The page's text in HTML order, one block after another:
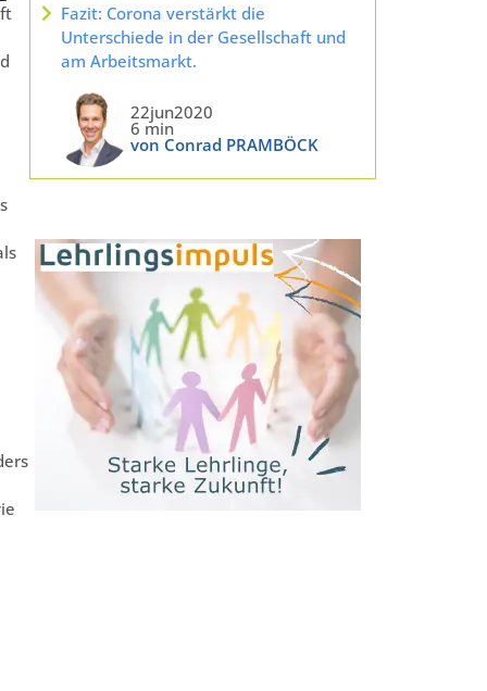
Fazit: Corona verstärkt die
Unterschiede in der Gesellschaft und
am Arbeitsmarkt.
22jun2020
6 min
von Conrad PRAMBÖCK